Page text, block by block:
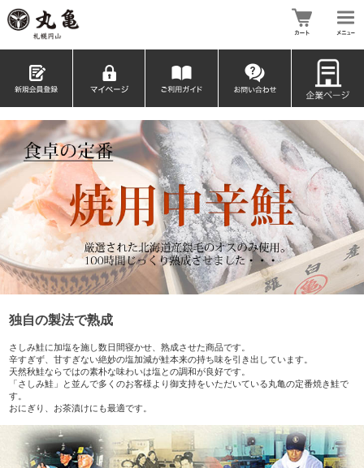
独自の製法で熟成
さしみ鮭に加塩を施し数日間寝かせ、熟成させた商品です。
辛すぎず、甘すぎない絶妙の塩加減が鮭本来の持ち味を引き出しています。
天然秋鮭ならではの素朴な味わいは塩との調和が良好です。
「さしみ鮭」と並んで多くのお客様より御支持をいただいている丸亀の定番焼き鮭で
す。
おにぎり、お茶漬けにも最適です。